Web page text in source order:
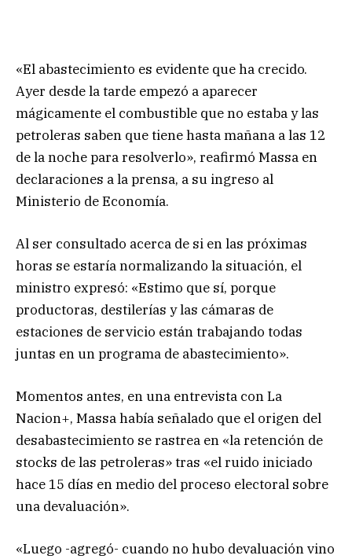
«El abastecimiento es evidente que ha crecido.
Ayer desde la tarde empezó a aparecer
mágicamente el combustible que no estaba y las
petroleras saben que tiene hasta mañana a las 12
de la noche para resolverlo», reafirmó Massa en
declaraciones a la prensa, a su ingreso al
Ministerio de Economía.
Al ser consultado acerca de si en las próximas
horas se estaría normalizando la situación, el
ministro expresó: «Estimo que sí, porque
productoras, destilerías y las cámaras de
estaciones de servicio están trabajando todas
juntas en un programa de abastecimiento».
Momentos antes, en una entrevista con La
Nacion+, Massa había señalado que el origen del
desabastecimiento se rastrea en «la retención de
stocks de las petroleras» tras «el ruido iniciado
hace 15 días en medio del proceso electoral sobre
una devaluación».
«Luego -agregó- cuando no hubo devaluación vino